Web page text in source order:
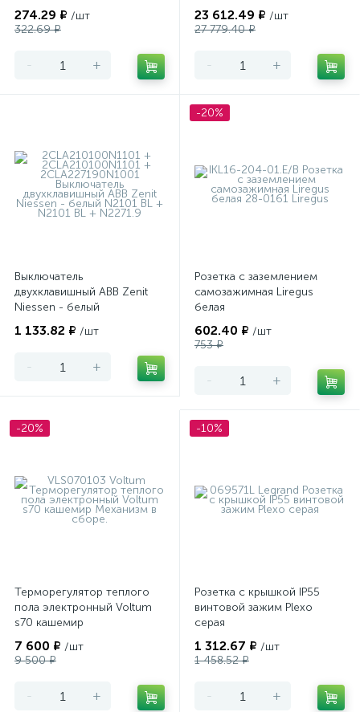
274.29 ₽ /шт
322.69 ₽
- +
программируемый Merten
23 612.49 ₽ /шт
27 779.40 ₽
- +
Выключатель
двухклавишный ABB Zenit
Niessen - белый
1 133.82 ₽ /шт
- +
-20%
Розетка с заземлением
самозажимная Liregus
белая
602.40 ₽ /шт
753 ₽
- +
-20%
Терморегулятор теплого
пола электронный Voltum
s70 кашемир
7 600 ₽ /шт
9 500 ₽
- +
-10%
Розетка с крышкой IP55
винтовой зажим Plexo
серая
1 312.67 ₽ /шт
1 458.52 ₽
- +